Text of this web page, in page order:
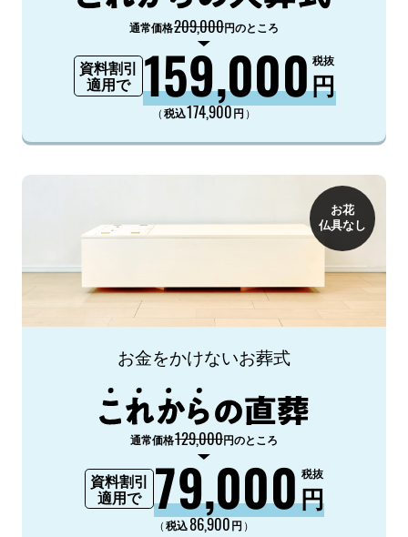
通常価格209,000円のところ
資料割引
適用で
159,000円
税抜
（税込174,900円 ）
お花
仏具なし
お金をかけないお葬式
通常価格129,000円のところ
資料割引
適用で
79,000円
税抜
（税込86,900円 ）